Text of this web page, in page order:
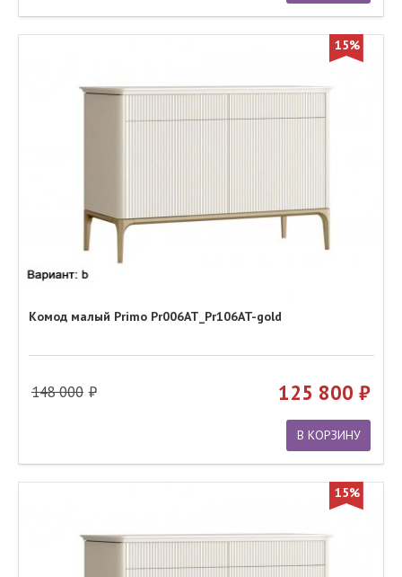
15%
Комод малый Primo Pr006AT_Pr106AT-gold
148 000 125 800
В КОРЗИНУ
15%